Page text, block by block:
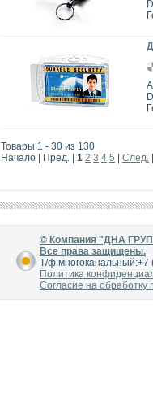
Товары 1 - 30 из 130
Начало | Пред. | 1 2 3 4 5 След.
© Компания "ДНА
Все права защищены.
Т/ф
Политика
Согласие на